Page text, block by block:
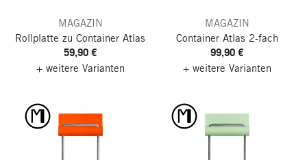
MAGAZIN
Rollplatte zu Container Atlas
59,90 €
+ weitere Varianten
MAGAZIN
Container Atlas2-fach
99,90 €
+ weitere Varianten